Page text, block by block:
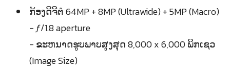
ກ້ອງດິຈີຕໍ 64MP + 8MP (Ultrawide) + 5MP (Macro)
- ƒ/1.8 aperture
- ຂະຫນາດຮູບພາບສູງສຸດ 8,000 x 6,000 ພິກເຊວ
(Image Size)